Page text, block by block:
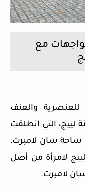
مع
والعنف
التي انطلقت
ساحة سان لامبرت،
لامرأة من أصل
لامبرت.